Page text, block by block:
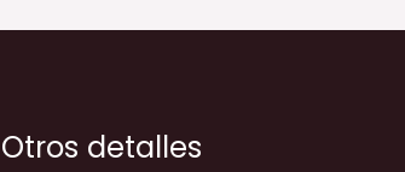
Otros detalles